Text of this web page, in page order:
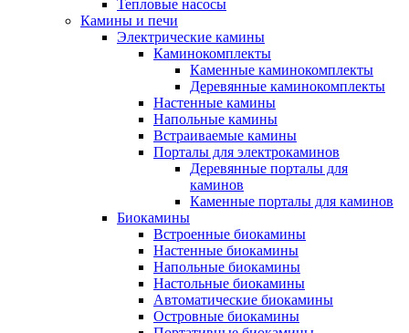
Тепловые насосы
Камины и печи
Электрические камины
Каминокомплекты
Каменные каминокомплекты
Деревянные каминокомплекты
Настенные камины
Напольные камины
Встраиваемые камины
Порталы для электрокаминов
Деревянные порталы для
каминов
Каменные порталы для каминов
Биокамины
Встроенные биокамины
Настенные биокамины
Напольные биокамины
Настольные биокамины
Автоматические биокамины
Островные биокамины